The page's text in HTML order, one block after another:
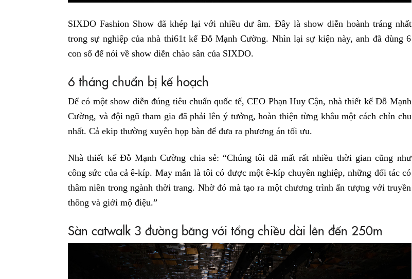
SIXDO Fashion Show đã khép lại với nhiều dư âm. Đây là show diễn hoành tráng nhất
trong sự nghiệp của nhà thi61t kế Đỗ Mạnh Cường. Nhìn lại sự kiện này, anh đã dùng 6
con số để nói về show diễn chào sân của SIXDO.
6 tháng chuẩn bị kế hoạch
Để có một show diễn đúng tiêu chuẩn quốc tế, CEO Phạn Huy Cận, nhà thiết kế Đỗ Mạnh
Cường, và đội ngũ tham gia đã phải lên ý tưởng, hoàn thiện từng khâu một cách chỉn chu
nhất. Cả ekip thường xuyên họp bàn để đưa ra phương án tối ưu.
Nhà thiết kế Đỗ Mạnh Cường chia sẻ: “Chúng tôi đã mất rất nhiều thời gian cũng như
công sức của cả ê-kíp. May mắn là tôi có được một ê-kíp chuyên nghiệp, những đối tác có
thâm niên trong ngành thời trang. Nhờ đó mà tạo ra một chương trình ấn tượng với truyền
thông và giới mộ điệu.”
Sàn catwalk 3 đường băng với tổng chiều dài lên đến 250m